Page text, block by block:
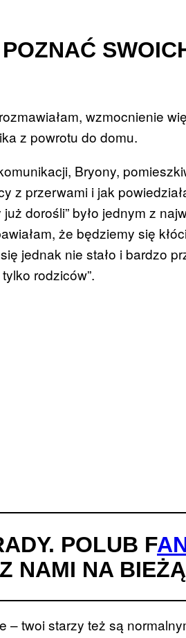
wzmocnienie
z powrotu do domu.
Bryony,
z przerwami i jak
dorośli” było jednym z
że będziemy się
jednak nie stało i bardzo
rodziców”.
POLUB F
NAMI NA
– twoi starzy też są